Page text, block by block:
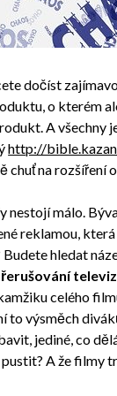
dočíst
o kterém
A všechny
http://
chuť na rozšíření
nestojí málo.
reklamou,
hledat
celého
to výsměch
jediné, co
A že filmy